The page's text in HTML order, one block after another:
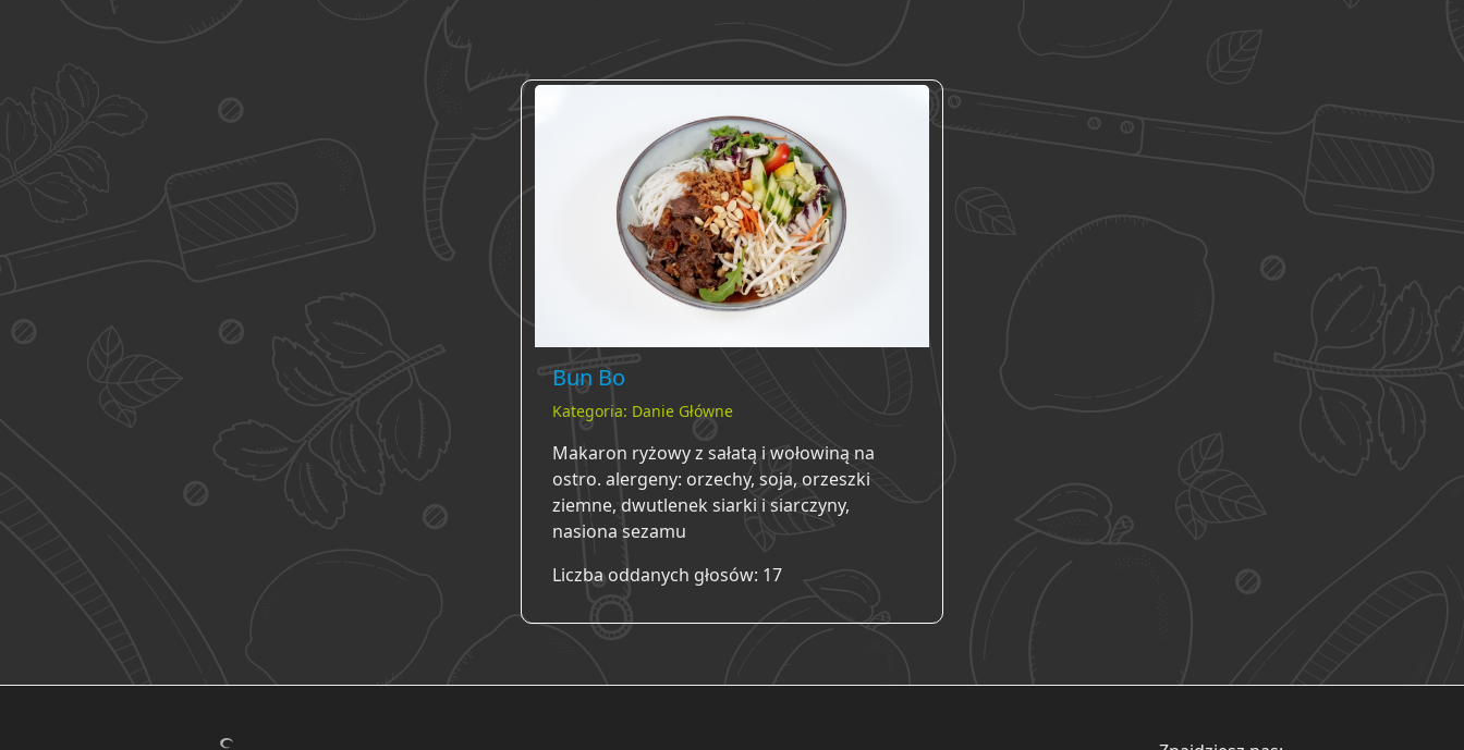
Bun Bo
Kategoria: Danie Główne
Makaron ryżowy z sałatą i wołowiną na
ostro. alergeny: orzechy, soja, orzeszki
ziemne, dwutlenek siarki i siarczyny,
nasiona sezamu
Liczba oddanych głosów: 17